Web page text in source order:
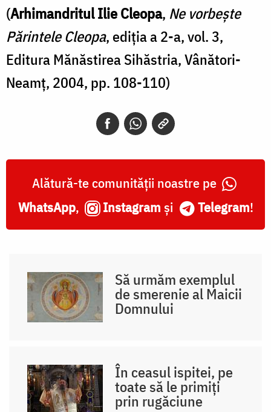
(Arhimandritul Ilie Cleopa, Ne vorbește
Părintele Cleopa, ediția a 2-a, vol. 3,
Editura Mănăstirea Sihăstria, Vânători-
Neamț, 2004, pp. 108-110)
Alătură-te comunității noastre pe
WhatsApp, Instagram și Telegram!
Să urmăm exemplul
de smerenie al Maicii
Domnului
În ceasul ispitei, pe
toate să le primiți
prin rugăciune